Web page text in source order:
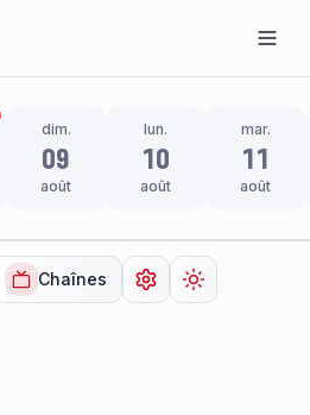
dim.
09
août
lun.
10
août
mar.
11
août
Chaînes Ouvrir lesChanger de